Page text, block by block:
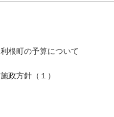
利根町の予算について
施政方針（１）